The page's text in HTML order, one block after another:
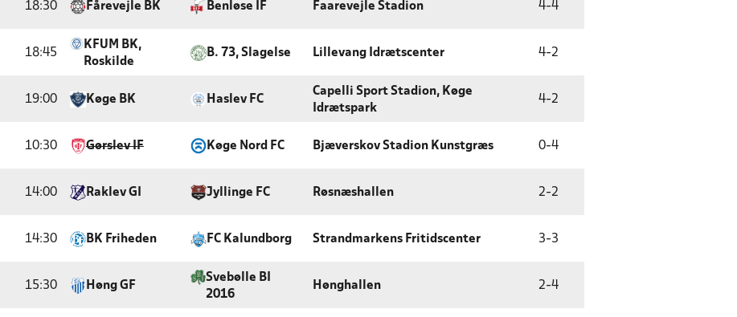
18:30 Fårevejle BK Benløse IF Faarevejle Stadion 4-4
18:45
KFUM BK,
Roskilde
B. 73, Slagelse Lillevang Idrætscenter 4-2
19:00 Køge BK Haslev FC
Capelli Sport Stadion, Køge
Idrætspark
4-2
10:30 Gørslev IF Køge Nord FC Bjæverskov Stadion Kunstgræs 0-4
14:00 Raklev GI Jyllinge FC Røsnæshallen 2-2
14:30 BK Friheden FC Kalundborg Strandmarkens Fritidscenter 3-3
15:30 Høng GF
Svebølle BI
2016
Hønghallen 2-4